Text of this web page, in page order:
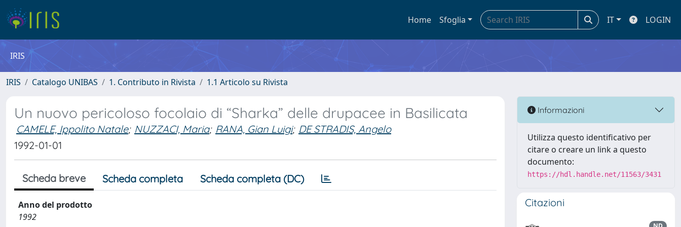
Home Sfoglia IT LOGIN
IRIS
IRIS Catalogo UNIBAS 1. Contributo in Rivista 1.1 Articolo su Rivista
Un nuovo pericoloso focolaio di “Sharka” delle drupacee in Basilicata
CAMELE, Ippolito Natale; NUZZACI, Maria; RANA, Gian Luigi; DE STRADIS, Angelo
1992-01-01
Scheda breve Scheda completa Scheda completa (DC)
Anno del prodotto
1992
Informazioni
Utilizza questo identificativo per
citare o creare un link a questo
documento:
https://hdl.handle.net/11563/3431
Citazioni